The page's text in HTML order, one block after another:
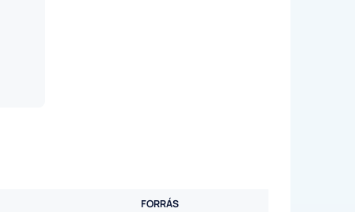
FORRÁS